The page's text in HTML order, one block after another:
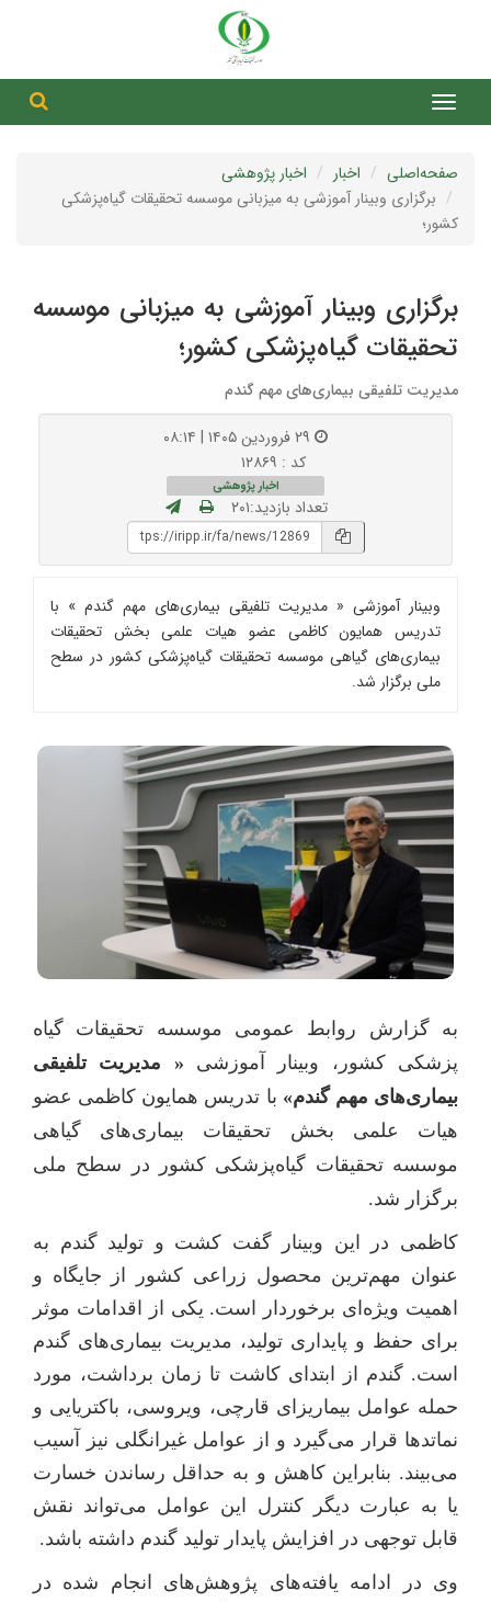
صفحه‌اصلی اخبار
اخبار پژوهشی
برگزاری وبینار آموزشی به میزبانی موسسه تحقیقات گیاه‌پزشکی
کشور؛
برگزاری وبینار آموزشی به میزبانی موسسه
تحقیقات گیاه‌پزشکی کشور؛
مدیریت تلفیقی بیماری‌‌های مهم گندم
کد : ۱۲۸۶۹
اخبار پژوهشی
تعداد بازدید:۲۰۱
وبینار آموزشی « مدیریت تلفیقی بیماری‌‌های مهم گندم » با
تدریس همایون کاظمی عضو هیات ‌علمی بخش تحقیقات
بیماری‌های گیاهی موسسه تحقیقات گیاه‌پزشکی کشور در سطح
ملی برگزار شد.
به گزارش روابط عمومی موسسه تحقیقات گیاه‌
پزشکی کشور، وبینار آموزشی
«
مدیریت تلفیقی
بیماری‌‌های مهم گندم» با تدریس همایون کاظمی عضو
هیات ‌علمی بخش تحقیقات بیماری‌های گیاهی
موسسه تحقیقات گیاه‌پزشکی کشور در سطح ملی
برگزار شد.
کاظمی در این وبینار گفت کشت و تولید گندم به
عنوان مهم‌ترین محصول زراعی کشور از جایگاه و
اهمیت ویژه‌ای برخوردار است. یکی از اقدامات موثر
برای حفظ و پایداری تولید، مدیریت بیماری‌های گندم
است. گندم از ابتدای کاشت تا زمان برداشت، مورد
حمله عوامل بیماریزای قارچی، ویروسی، باکتریایی و
نماتدها قرار می‌گیرد و از عوامل غیرانگلی نیز آسیب
می‌بیند. بنابراین کاهش و به حداقل رساندن خسارت
یا به عبارت دیگر کنترل این عوامل می‌تواند نقش
قابل توجهی در افزایش پایدار تولید گندم داشته باشد.
وی در ادامه یافته‌های پژوهش‌های انجام شده در